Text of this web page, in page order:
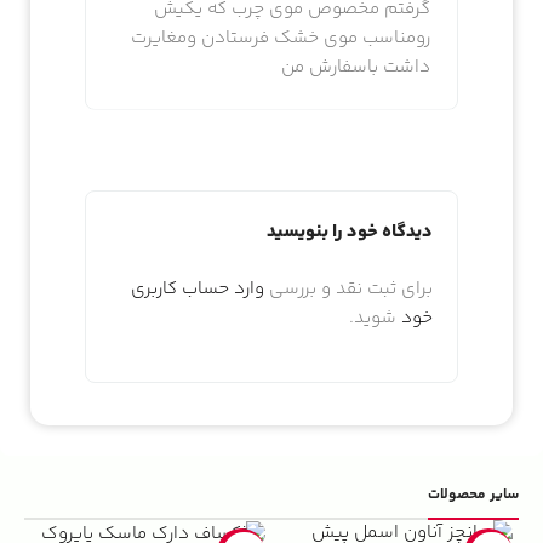
گرفتم مخصوص موی چرب که یکیش
رومناسب موی خشک فرستادن ومغایرت
داشت باسفارش من
دیدگاه خود را بنویسید
برای ثبت نقد و بررسی وارد حساب کاربری
خود شوید.
سایر محصولات